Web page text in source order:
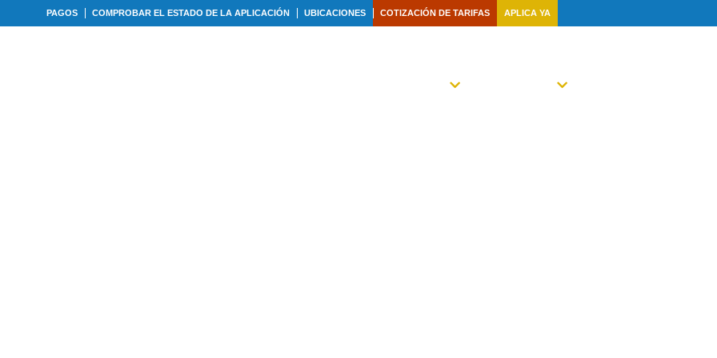
PAGOS COMPROBAR EL ESTADO DE LA APLICACIÓN UBICACIONES COTIZACIÓN DE TARIFAS APLICA YA